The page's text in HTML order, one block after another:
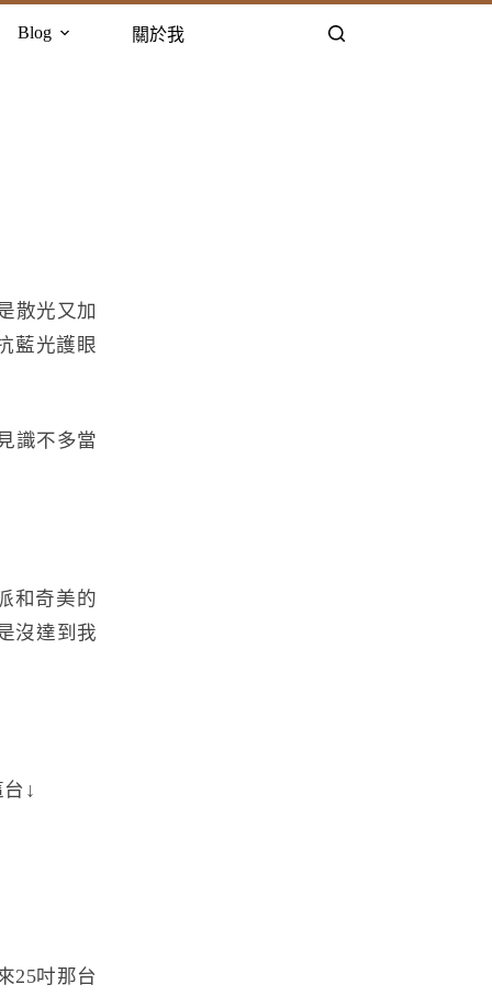
Blog 關於我
散光又加
藍光護眼
識不多當
和奇美的
沒達到我
↓
25吋那台